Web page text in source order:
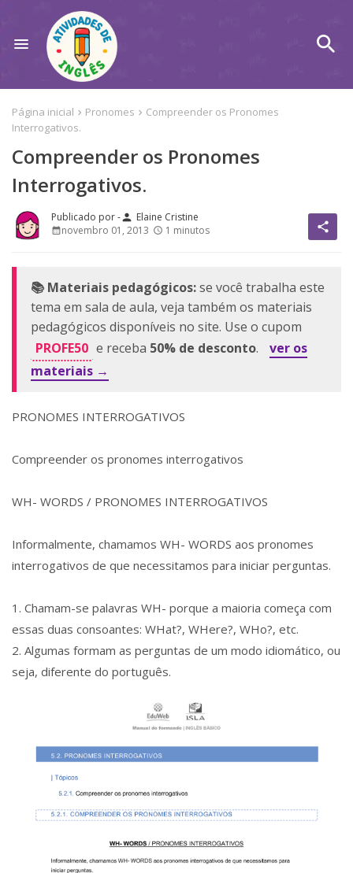
Página inicial Pronomes
Compreender os Pronomes
Interrogativos.
Compreender os Pronomes
Interrogativos.
person Elaine Cristine
novembro 01, 2013
1 minutos share
📚 Materiais pedagógicos:se você trabalha este
tema em sala de aula, veja também os materiais
pedagógicos disponíveis no site. Use o cupom
PROFE50 e receba 50% de desconto.
ver os
materiais →
PRONOMES INTERROGATIVOS
Compreender os pronomes interrogativos
WH- WORDS / PRONOMES INTERROGATIVOS
Informalmente, chamamos WH- WORDS aos pronomes
interrogativos de que necessitamos para iniciar perguntas.
1. Chamam-se palavras WH- porque a maioria começa com
essas duas consoantes: WHat?, WHere?, WHo?, etc.
2. Algumas formam as perguntas de um modo idiomático, ou
seja, diferente do português.